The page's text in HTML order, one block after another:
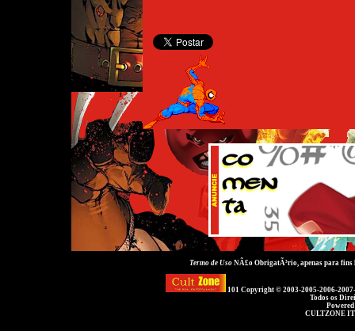
Termo de UsoNÃ£o ObrigatÃ³rio, apenas para
101 Copyright © 2003-2005-2006-
Todos os
CULTZONE